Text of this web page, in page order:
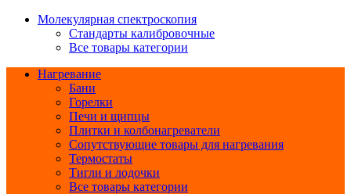
Молекулярная спектроскопия
Стандарты калибровочные
Все товары категории
Нагревание
Бани
Горелки
Печи и щипцы
Плитки и колбонагреватели
Сопутствующие товары для нагревания
Термостаты
Тигли и лодочки
Все товары категории